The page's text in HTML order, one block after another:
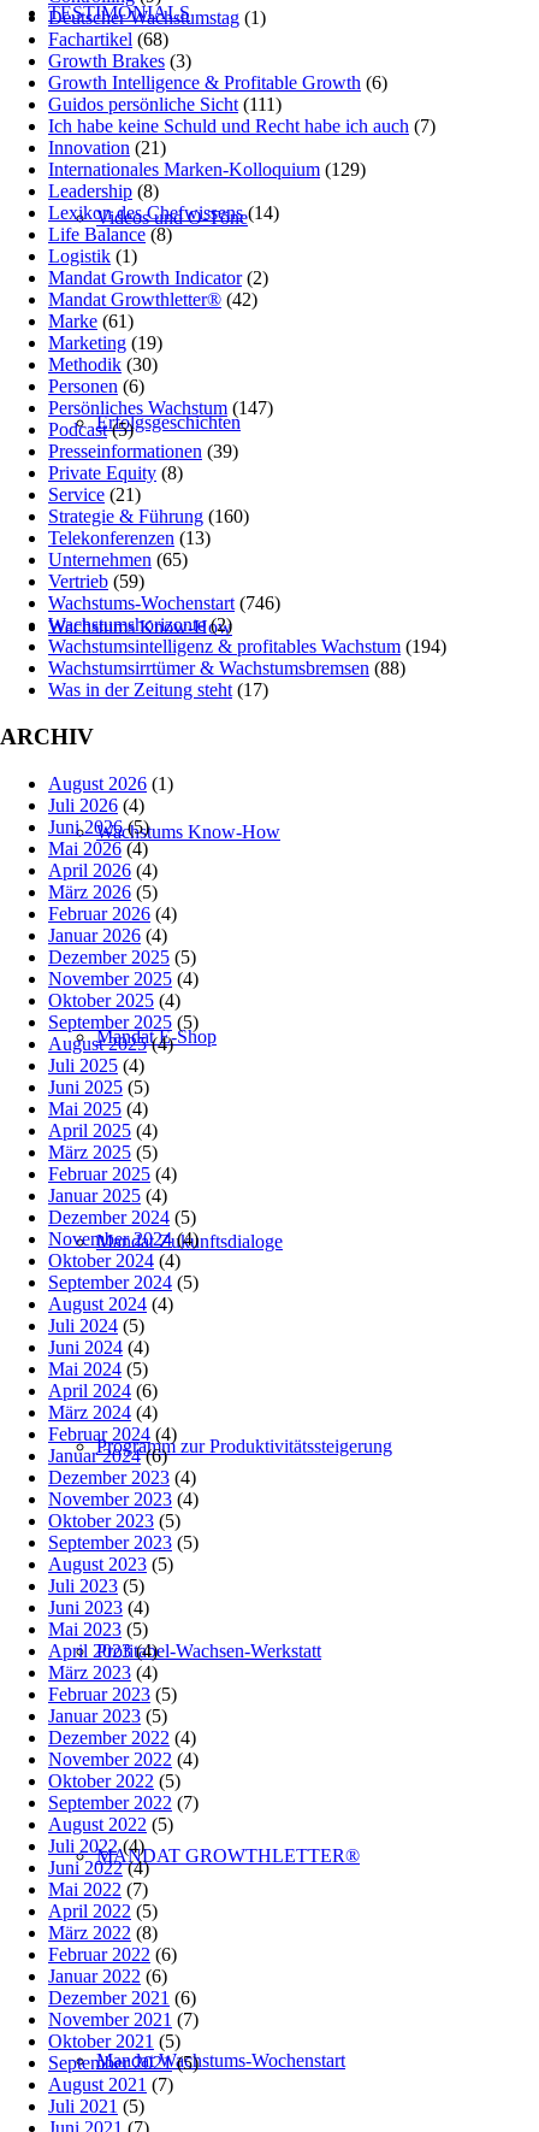
TESTIMONIALS
Videos und O-Töne
Erfolgsgeschichten
Wachstums Know-How
Wachstums Know-How
Mandat E-Shop
Mandat Zukunftsdialoge
Programm zur Produktivitätssteigerung
Profitabel-Wachsen-Werkstatt
MANDAT GROWTHLETTER®
Mandat Wachstums-Wochenstart
Deutscher Wachstumstag (1)
Fachartikel (68)
Growth Brakes (3)
Growth Intelligence & Profitable Growth (6)
Guidos persönliche Sicht (111)
Ich habe keine Schuld und Recht habe ich auch (7)
Innovation (21)
Internationales Marken-Kolloquium (129)
Leadership (8)
Lexikon des Chefwissens(14)
Life Balance (8)
Logistik (1)
Mandat Growth Indicator(2)
Mandat Growthletter® (42)
Marke (61)
Marketing (19)
Methodik (30)
Personen (6)
Persönliches Wachstum (147)
Podcast(5)
Presseinformationen (39)
Private Equity (8)
Service (21)
Strategie & Führung (160)
Telekonferenzen (13)
Unternehmen (65)
Vertrieb (59)
Wachstums-Wochenstart (746)
Wachstumshorizonte(2)
Wachstumsintelligenz & profitables Wachstum (194)
Wachstumsirrtümer & Wachstumsbremsen (88)
Was in der Zeitung steht (17)
ARCHIV
August 2026 (1)
Juli 2026 (4)
Juni 2026(5)
Mai 2026 (4)
April 2026 (4)
März 2026 (5)
Februar 2026 (4)
Januar 2026 (4)
Dezember 2025 (5)
November 2025 (4)
Oktober 2025 (4)
September 2025 (5)
August 2025(4)
Juli 2025 (4)
Juni 2025 (5)
Mai 2025 (4)
April 2025 (4)
März 2025 (5)
Februar 2025 (4)
Januar 2025 (4)
Dezember 2024 (5)
November 2024(4)
Oktober 2024 (4)
September 2024 (5)
August 2024 (4)
Juli 2024 (5)
Juni 2024 (4)
Mai 2024 (5)
April 2024 (6)
März 2024 (4)
Februar 2024 (4)
Januar 2024(6)
Dezember 2023 (4)
November 2023 (4)
Oktober 2023 (5)
September 2023 (5)
August 2023 (5)
Juli 2023 (5)
Juni 2023 (4)
Mai 2023 (5)
April 2023(4)
März 2023 (4)
Februar 2023 (5)
Januar 2023 (5)
Dezember 2022 (4)
November 2022 (4)
Oktober 2022 (5)
September 2022 (7)
August 2022 (5)
Juli 2022(4)
Juni 2022(4)
Mai 2022 (7)
April 2022 (5)
März 2022 (8)
Februar 2022 (6)
Januar 2022 (6)
Dezember 2021 (6)
November 2021 (7)
Oktober 2021 (5)
September 2021(5)
August 2021 (7)
Juli 2021 (5)
Juni 2021 (7)